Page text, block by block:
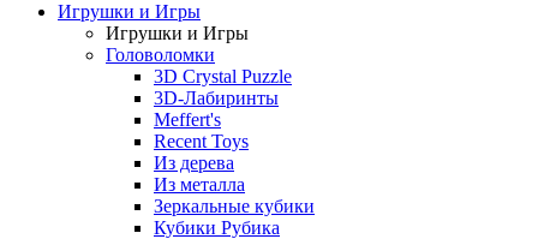
Игрушки и Игры
Игрушки и Игры
Головоломки
3D Crystal Puzzle
3D-Лабиринты
Meffert's
Recent Toys
Из дерева
Из металла
Зеркальные кубики
Кубики Рубика